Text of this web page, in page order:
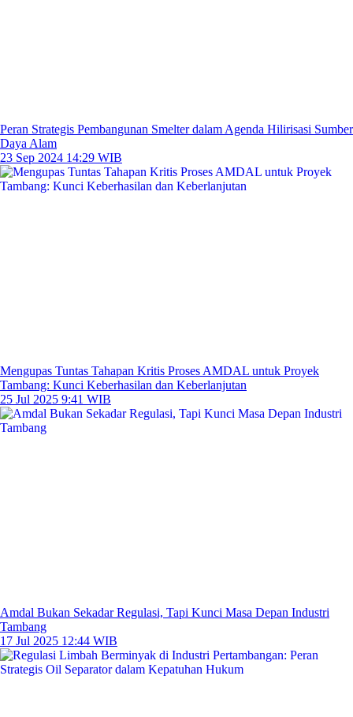
Peran Strategis Pembangunan Smelter dalam Agenda Hilirisasi Sumber
Daya Alam
23 Sep 2024 14:29 WIB
Mengupas Tuntas Tahapan Kritis Proses AMDAL untuk Proyek
Tambang: Kunci Keberhasilan dan Keberlanjutan
25 Jul 2025 9:41 WIB
Amdal Bukan Sekadar Regulasi, Tapi Kunci Masa Depan Industri
Tambang
17 Jul 2025 12:44 WIB